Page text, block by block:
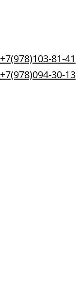
+7(978)103-81-41
+7(978)094-30-13